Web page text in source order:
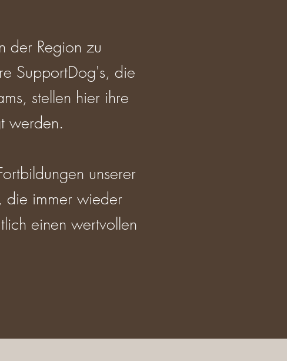
der Region zu
SupportDog's, die
stellen hier ihre
werden.
unserer
die immer wieder
einen wertvollen